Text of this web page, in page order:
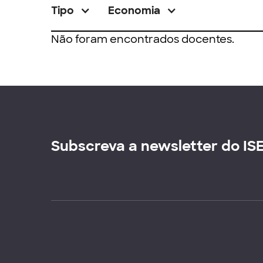
Tipo Economia
Não foram encontrados docentes.
Subscreva a newsletter do